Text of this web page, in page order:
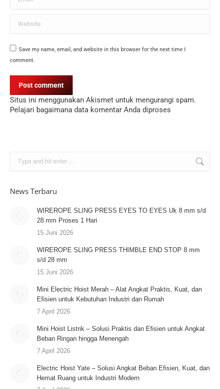
Website
Save my name, email, and website in this browser for the next time I
comment.
Post comment
Situs ini menggunakan Akismet untuk mengurangi spam.
Pelajari bagaimana data komentar Anda diproses
News Terbaru
WIREROPE SLING PRESS EYES TO EYES Uk 8 mm s/d
28 mm Proses 1 Hari
15 Juni 2026
WIREROPE SLING PRESS THIMBLE END STOP 8 mm
s/d 28 mm
15 Juni 2026
Mini Electric Hoist Merah – Alat Angkat Praktis, Kuat, dan
Efisien untuk Kebutuhan Industri dan Rumah
7 April 2026
Mini Hoist Listrik – Solusi Praktis dan Efisien untuk Angkat
Beban Ringan hingga Menengah
7 April 2026
Electric Hoist Yate – Solusi Angkat Beban Efisien, Kuat, dan
Hemat Ruang untuk Industri Modern